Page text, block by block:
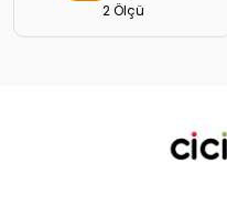
2 Ölçü